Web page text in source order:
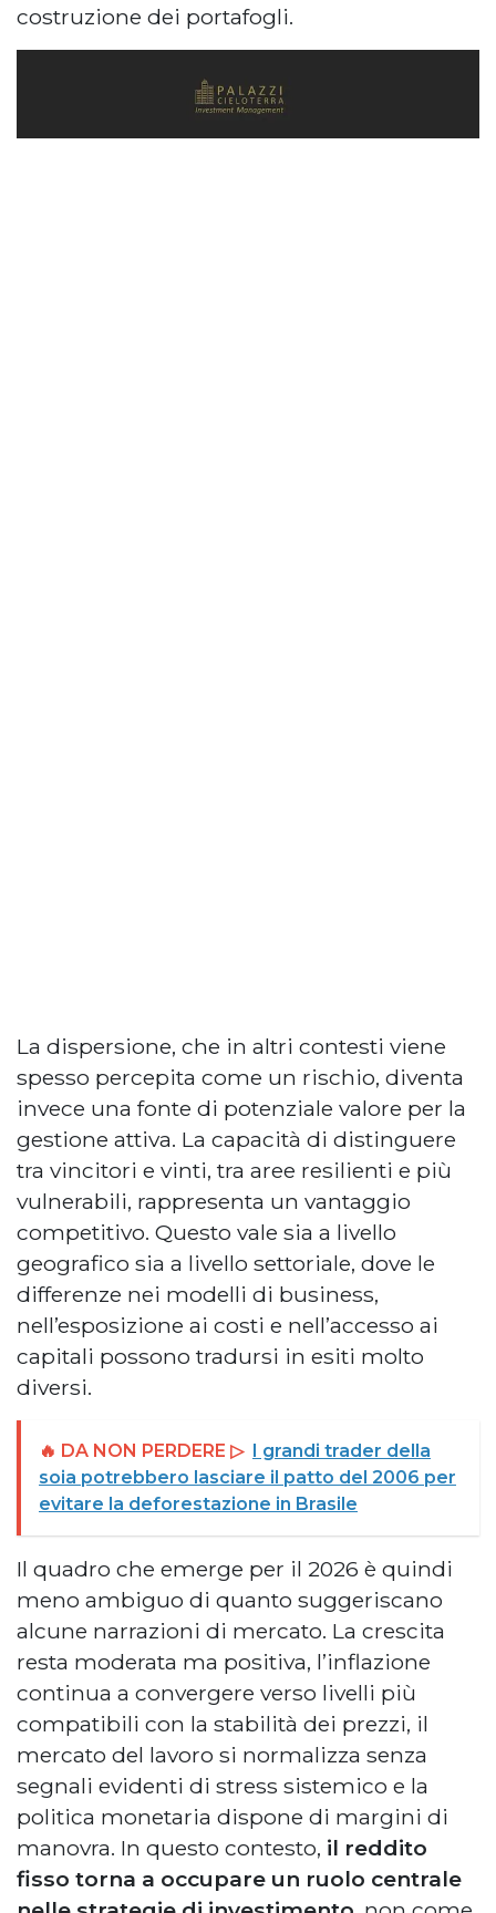
costruzione dei portafogli.
La dispersione, che in altri contesti viene
spesso percepita come un rischio, diventa
invece una fonte di potenziale valore per la
gestione attiva. La capacità di distinguere
tra vincitori e vinti, tra aree resilienti e più
vulnerabili, rappresenta un vantaggio
competitivo. Questo vale sia a livello
geografico sia a livello settoriale, dove le
differenze nei modelli di business,
nell’esposizione ai costi e nell’accesso ai
capitali possono tradursi in esiti molto
diversi.
🔥 DA NON PERDERE ▷
I grandi trader della
soia potrebbero lasciare il patto del 2006 per
evitare la deforestazione in Brasile
Il quadro che emerge per il 2026 è quindi
meno ambiguo di quanto suggeriscano
alcune narrazioni di mercato. La crescita
resta moderata ma positiva, l’inflazione
continua a convergere verso livelli più
compatibili con la stabilità dei prezzi, il
mercato del lavoro si normalizza senza
segnali evidenti di stress sistemico e la
politica monetaria dispone di margini di
manovra. In questo contesto, il reddito
fisso torna a occupare un ruolo centrale